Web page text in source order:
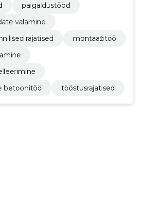
paigaldustööd
valamine
rajatised
montaažitöö
betoonitöö
tööstusrajatised